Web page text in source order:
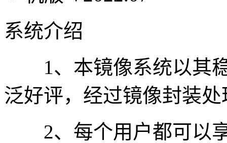
系统介绍
1、本镜像系统以其稳
泛好评，经过镜像封装
2、每个用户都可以享